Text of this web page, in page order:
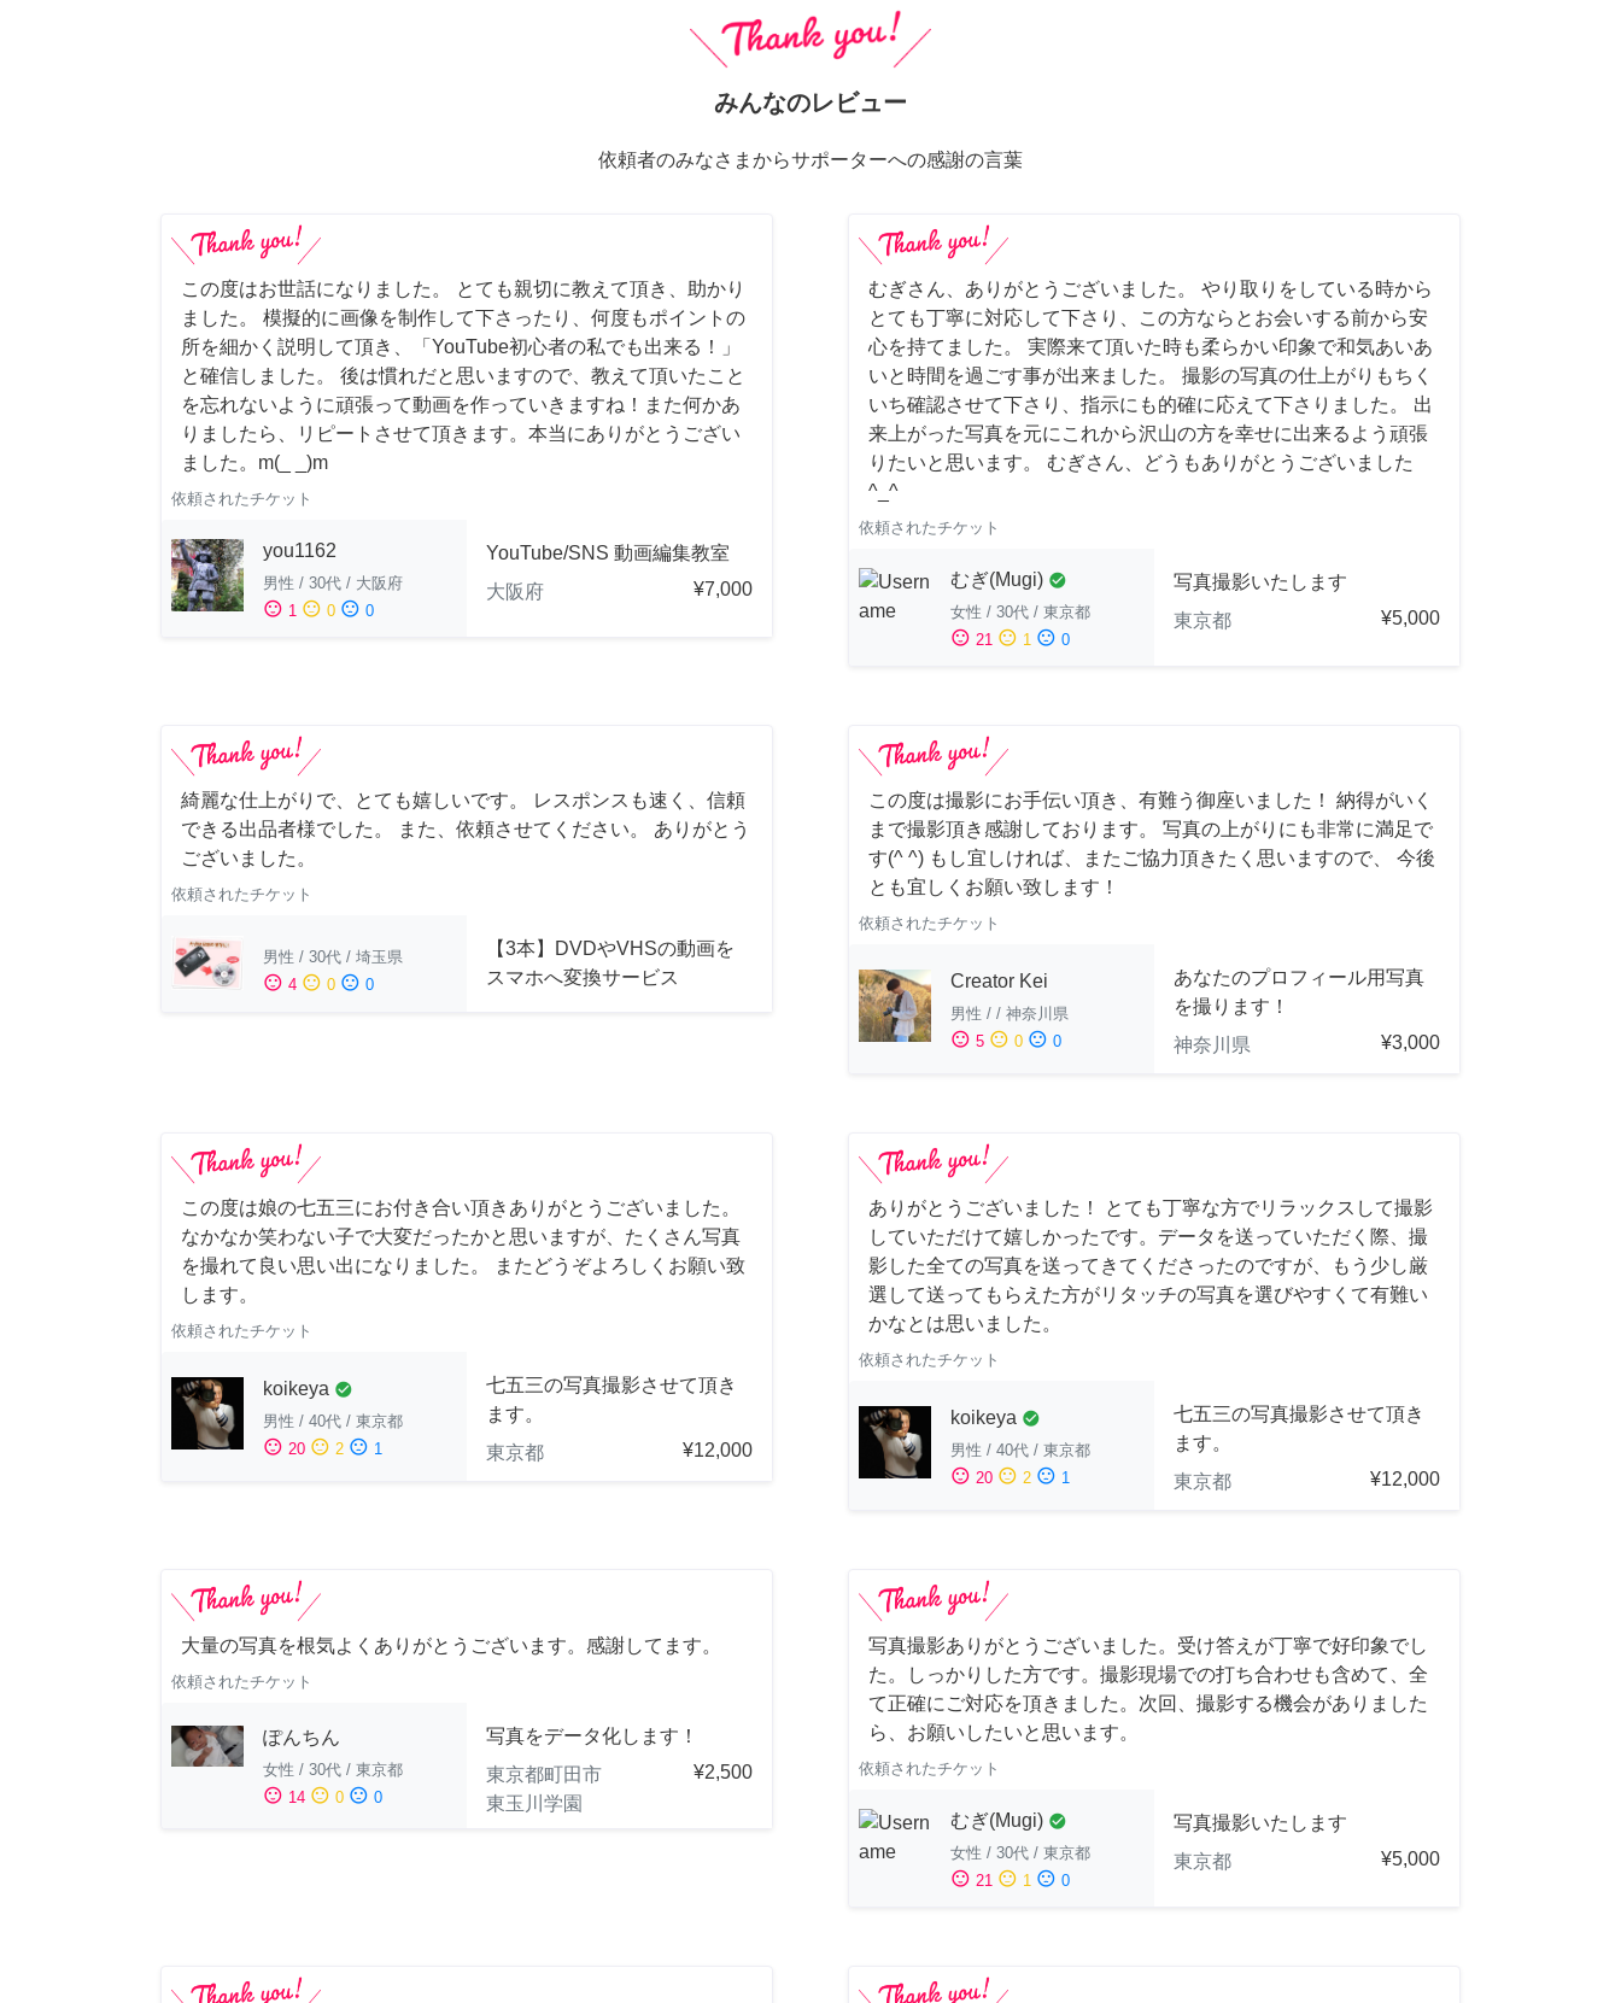
みんなのレビュー
依頼者のみなさまからサポーターへの感謝の言葉
この度はお世話になりました。 とても親切に教えて頂き、助かり
ました。 模擬的に画像を制作して下さったり、何度もポイントの
所を細かく説明して頂き、「YouTube初心者の私でも出来る！」
と確信しました。 後は慣れだと思いますので、教えて頂いたこと
を忘れないように頑張って動画を作っていきますね！また何かあ
りましたら、リピートさせて頂きます。本当にありがとうござい
ました。m(_ _)m
依頼されたチケット
you1162
男性 / 30代 / 大阪府
sentiment_satisfied 1 sentiment_neutral 0 sentiment_dissatisfied 0
YouTube/SNS 動画編集教室
大阪府
¥7,000
むぎさん、ありがとうございました。 やり取りをしている時から
とても丁寧に対応して下さり、この方ならとお会いする前から安
心を持てました。 実際来て頂いた時も柔らかい印象で和気あいあ
いと時間を過ごす事が出来ました。 撮影の写真の仕上がりもちく
いち確認させて下さり、指示にも的確に応えて下さりました。 出
来上がった写真を元にこれから沢山の方を幸せに出来るよう頑張
りたいと思います。 むぎさん、どうもありがとうございました
^_^
依頼されたチケット
むぎ(Mugi) check_circle
女性 / 30代 / 東京都
sentiment_satisfied 21 sentiment_neutral 1 sentiment_dissatisfied 0
写真撮影いたします
東京都
¥5,000
綺麗な仕上がりで、とても嬉しいです。 レスポンスも速く、信頼
できる出品者様でした。 また、依頼させてください。 ありがとう
ございました。
依頼されたチケット
男性 / 30代 / 埼玉県
sentiment_satisfied 4 sentiment_neutral 0 sentiment_dissatisfied 0
【3本】DVDやVHSの動画を
スマホへ変換サービス
この度は撮影にお手伝い頂き、有難う御座いました！ 納得がいく
まで撮影頂き感謝しております。 写真の上がりにも非常に満足で
す(^ ^) もし宜しければ、またご協力頂きたく思いますので、 今後
とも宜しくお願い致します！
依頼されたチケット
Creator Kei
男性 / / 神奈川県
sentiment_satisfied 5 sentiment_neutral 0 sentiment_dissatisfied 0
あなたのプロフィール用写真
を撮ります！
神奈川県
¥3,000
この度は娘の七五三にお付き合い頂きありがとうございました。
なかなか笑わない子で大変だったかと思いますが、たくさん写真
を撮れて良い思い出になりました。 またどうぞよろしくお願い致
します。
依頼されたチケット
koikeya check_circle
男性 / 40代 / 東京都
sentiment_satisfied 20 sentiment_neutral 2 sentiment_dissatisfied 1
七五三の写真撮影させて頂き
ます。
東京都
¥12,000
ありがとうございました！ とても丁寧な方でリラックスして撮影
していただけて嬉しかったです。データを送っていただく際、撮
影した全ての写真を送ってきてくださったのですが、もう少し厳
選して送ってもらえた方がリタッチの写真を選びやすくて有難い
かなとは思いました。
依頼されたチケット
koikeya check_circle
男性 / 40代 / 東京都
sentiment_satisfied 20 sentiment_neutral 2 sentiment_dissatisfied 1
七五三の写真撮影させて頂き
ます。
東京都
¥12,000
大量の写真を根気よくありがとうございます。感謝してます。
依頼されたチケット
ぽんちん
女性 / 30代 / 東京都
sentiment_satisfied 14 sentiment_neutral 0 sentiment_dissatisfied 0
写真をデータ化します！
東京都町田市
東玉川学園
¥2,500
写真撮影ありがとうございました。受け答えが丁寧で好印象でし
た。しっかりした方です。撮影現場での打ち合わせも含めて、全
て正確にご対応を頂きました。次回、撮影する機会がありました
ら、お願いしたいと思います。
依頼されたチケット
むぎ(Mugi) check_circle
女性 / 30代 / 東京都
sentiment_satisfied 21 sentiment_neutral 1 sentiment_dissatisfied 0
写真撮影いたします
東京都
¥5,000